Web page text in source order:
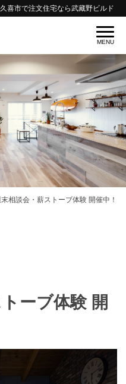
喜市で注文住宅なら武藏野ビルド
相談会・薪ストーブ体験 開催中！
ーブ体験 開